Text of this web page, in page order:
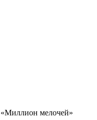
мелочей»